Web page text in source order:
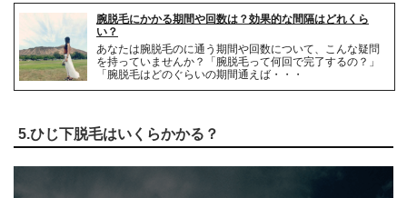
腕脱毛にかかる期間や回数は？効果的な間隔はどれくら
い？
あなたは腕脱毛のに通う期間や回数について、こんな疑問
を持っていませんか？「腕脱毛って何回で完了するの？」
「腕脱毛はどのぐらいの期間通えば・・・
5.ひじ下脱毛はいくらかかる？